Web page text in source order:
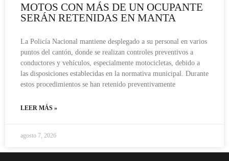
MOTOS CON MÁS DE UN OCUPANTE
SERÁN RETENIDAS EN MANTA
La Policía Nacional mantiene desplegado a su personal en varios
puntos del cantón, donde se realizan controles preventivos a
conductores y vehículos, especialmente motocicletas, debido a
las disposiciones establecidas en la normativa municipal. Durante
estos procedimientos se han retenido preventivamente
LEER MÁS »
agosto 7, 2026